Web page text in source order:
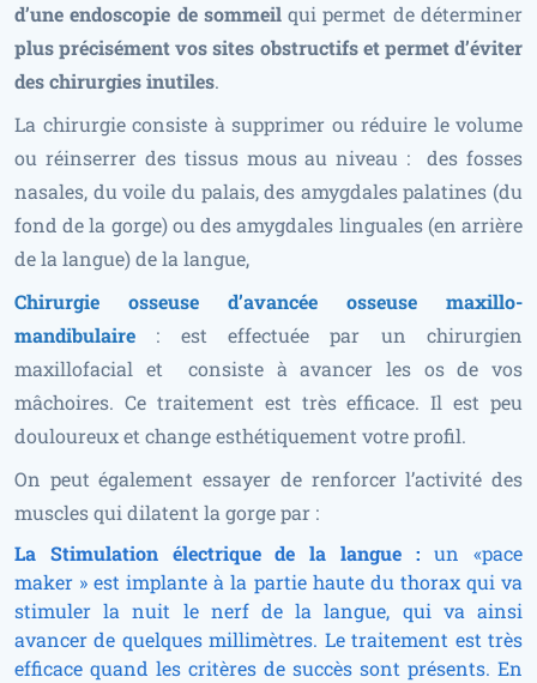
d’une endoscopie de sommeilqui permet de déterminer
plus précisément vos sites obstructifs et permet d’éviter
des chirurgies inutiles.
La chirurgie consiste à supprimer ou réduire le volume
ou réinserrer des tissus mous au niveau : des fosses
nasales, du voile du palais, des amygdales palatines (du
fond de la gorge) ou des amygdales linguales (en arrière
de la langue) de la langue,
Chirurgie osseuse d’avancée osseuse maxillo-
mandibulaire
: est effectuée par un chirurgien
maxillofacial et consiste à avancer les os de vos
mâchoires. Ce traitement est très efficace. Il est peu
douloureux et change esthétiquement votre profil.
On peut également essayer de renforcer l’activité des
muscles qui dilatent la gorge par :
La Stimulation électrique de la langue :un «pace
maker » est implante à la partie haute du thorax qui va
stimuler la nuit le nerf de la langue, qui va ainsi
avancer de quelques millimètres. Le traitement est très
efficace quand les critères de succès sont présents. En